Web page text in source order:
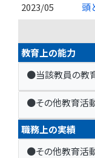
2023/05
頭
教育上の能力
●当該教員の教
●その他教育活
職務上の実績
●その他教育活